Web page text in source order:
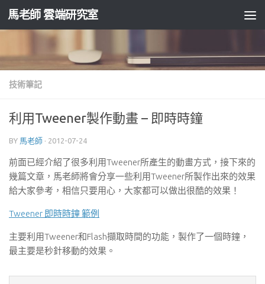
Skip to content
馬老師 雲端研究室
技術筆記
利用Tweener製作動畫 – 即時時鐘
BY 馬老師 · 2012-07-24
前面已經介紹了很多利用Tweener所產生的動畫方式，接下來的
幾篇文章，馬老師將會分享一些利用Tweener所製作出來的效果
給大家參考，相信只要用心，大家都可以做出很酷的效果！
Tweener 即時時鐘 範例
主要利用Tweener和Flash擷取時間的功能，製作了一個時鐘，
最主要是秒針移動的效果。